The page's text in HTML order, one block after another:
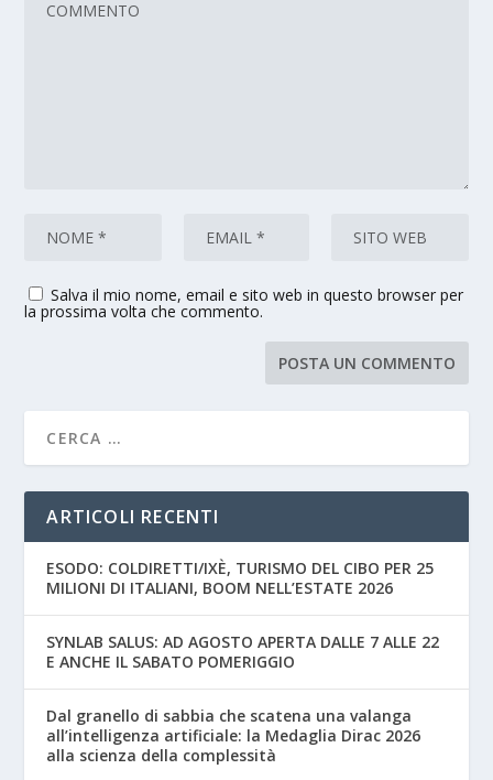
Salva il mio nome, email e sito web in questo browser per
la prossima volta che commento.
ARTICOLI RECENTI
ESODO: COLDIRETTI/IXÈ, TURISMO DEL CIBO PER 25
MILIONI DI ITALIANI, BOOM NELL’ESTATE 2026
SYNLAB SALUS: AD AGOSTO APERTA DALLE 7 ALLE 22
E ANCHE IL SABATO POMERIGGIO
Dal granello di sabbia che scatena una valanga
all’intelligenza artificiale: la Medaglia Dirac 2026
alla scienza della complessità